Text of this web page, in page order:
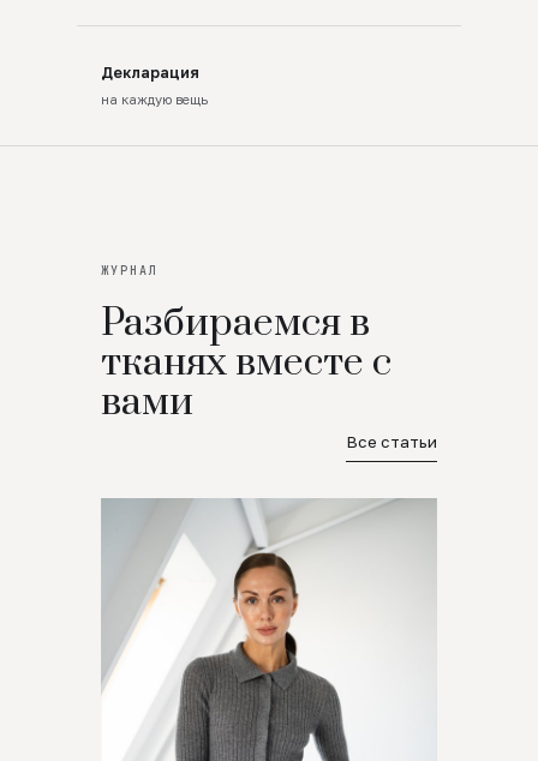
Декларация
на каждую вещь
ЖУРНАЛ
Разбираемся в
тканях вместе с
вами
Все статьи